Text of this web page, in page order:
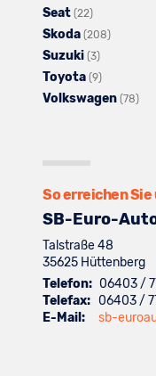
Opel
anzeigen
von
Seat (22)
Fahrzeuge
von
Seat
anzeigen
Skoda (208)
Skoda
Suzuki (3)
Fahrzeuge
von
Toyota (9)
Fahrzeuge
Volkswagen (78)
So erreichen Sie
SB-Euro-
Talstraße 48
35625 Hüttenberg
Telefon: 06403 /
Telefax: 06403 /
E-Mail:
sb-